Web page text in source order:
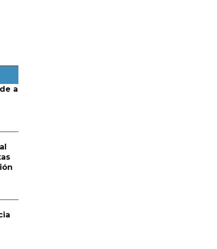
a